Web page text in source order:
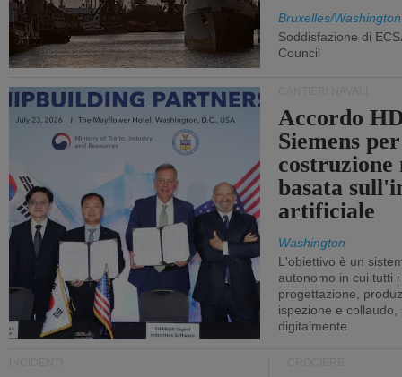
Bruxelles/Washington
Soddisfazione di
Council
Accordo
Siemens
costruzione
basata
artificiale
Washington
L'obiettivo è un
autonomo in cui tutti
progettazione,
ispezione e collaudo,
digitalmente